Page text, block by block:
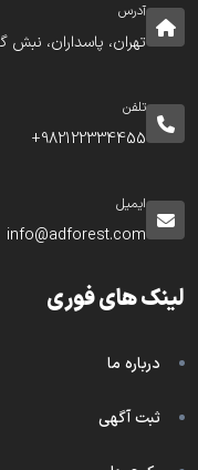
آدرس
تهران، پاسداران،
تلفن
982122334455+
ایمیل
info@adforest.com
لینک های فوری
درباره ما
ثبت آگهی